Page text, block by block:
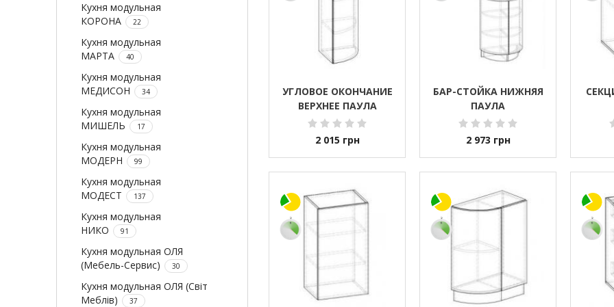
Кухня модульная
КОРОНА
22
Кухня модульная
МАРТА
40
Кухня модульная
МЕДИСОН
34
Кухня модульная
МИШЕЛЬ
17
Кухня модульная
МОДЕРН
99
Кухня модульная
МОДЕСТ
137
Кухня модульная
НИКО
91
Кухня модульная ОЛЯ
(Мебель-Сервис)
30
Кухня модульная ОЛЯ (Світ
Меблів)
37
УГЛОВОЕ ОКОНЧАНИЕ
ВЕРХНЕЕ ПАУЛА
2 015 грн
БАР-СТОЙКА НИЖНЯЯ
ПАУЛА
2 973 грн